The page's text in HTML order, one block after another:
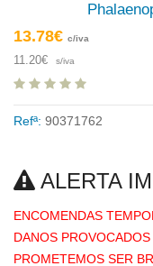
13.78€ c/iva
11.20€ s/iva
Refª: 90371762
ALERTA
ENCOMENDAS
DANOS
PROMETEMOS SER